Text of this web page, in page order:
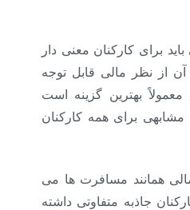
برای کارکنان معنی دار
از نظر مالی قابل توجه
بهترین گزینه است
برای همه کارکنان
همانند مسافرت ها می
جاذبه متفاوتی داشته